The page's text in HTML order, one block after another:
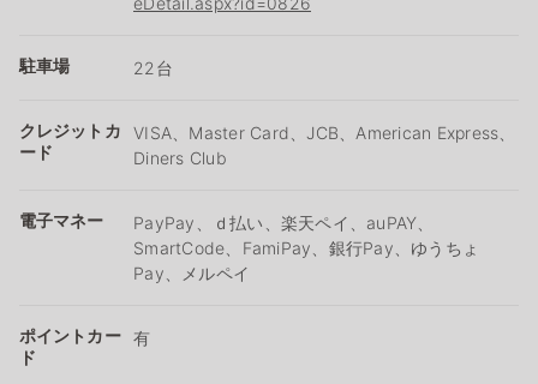
駐車場 22台
クレジットカ
ード
VISA、Master Card、JCB、American Express、
Diners Club
電子マネー
PayPay、ｄ払い、楽天ペイ、auPAY、
SmartCode、FamiPay、銀行Pay、ゆうちょ
Pay、メルペイ
ポイントカー
ド
有